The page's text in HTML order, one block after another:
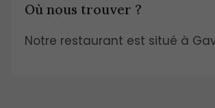
Où nous trouver ?
Notre restaurant est situé à